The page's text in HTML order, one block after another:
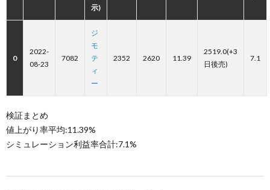
示)
0
2022-
08-23
7082
ジ
モ
テ
ィ
ー
2352 2620 11.39
2519.0(+3
日後売)
7.1
検証まとめ
値上がり率平均:11.39%
シミュレーション利益率合計:7.1%